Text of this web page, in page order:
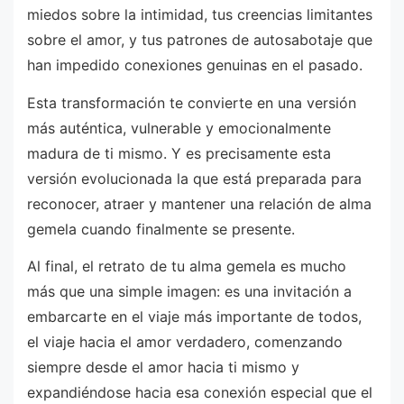
miedos sobre la intimidad, tus creencias limitantes
sobre el amor, y tus patrones de autosabotaje que
han impedido conexiones genuinas en el pasado.
Esta transformación te convierte en una versión
más auténtica, vulnerable y emocionalmente
madura de ti mismo. Y es precisamente esta
versión evolucionada la que está preparada para
reconocer, atraer y mantener una relación de alma
gemela cuando finalmente se presente.
Al final, el retrato de tu alma gemela es mucho
más que una simple imagen: es una invitación a
embarcarte en el viaje más importante de todos,
el viaje hacia el amor verdadero, comenzando
siempre desde el amor hacia ti mismo y
expandiéndose hacia esa conexión especial que el